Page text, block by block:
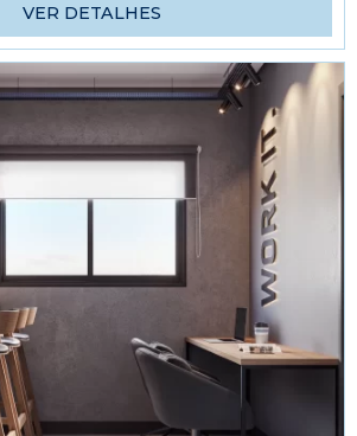
VER DETALHES